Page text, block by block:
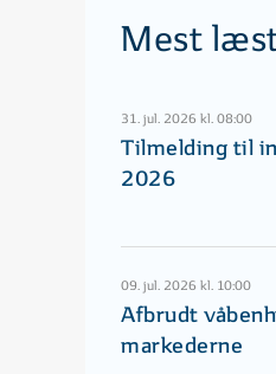
Mest
31. jul. 2026 kl. 08:00
Tilmelding til
2026
09. jul. 2026 kl. 10:00
Afbrudt
markederne